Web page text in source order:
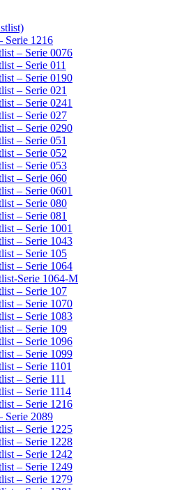
Serie 1216
– Serie 0076
– Serie 011
– Serie 0190
– Serie 021
– Serie 0241
– Serie 027
– Serie 0290
– Serie 051
– Serie 052
– Serie 053
– Serie 060
– Serie 0601
– Serie 080
– Serie 081
– Serie 1001
– Serie 1043
– Serie 105
– Serie 1064
Serie 1064-M
– Serie 107
– Serie 1070
– Serie 1083
– Serie 109
– Serie 1096
– Serie 1099
– Serie 1101
– Serie 111
– Serie 1114
– Serie 1216
Serie 2089
– Serie 1225
– Serie 1228
– Serie 1242
– Serie 1249
– Serie 1279